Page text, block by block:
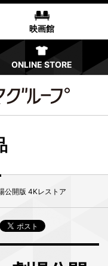
映画館
ONLINE STORE
公開版 4Kレストア